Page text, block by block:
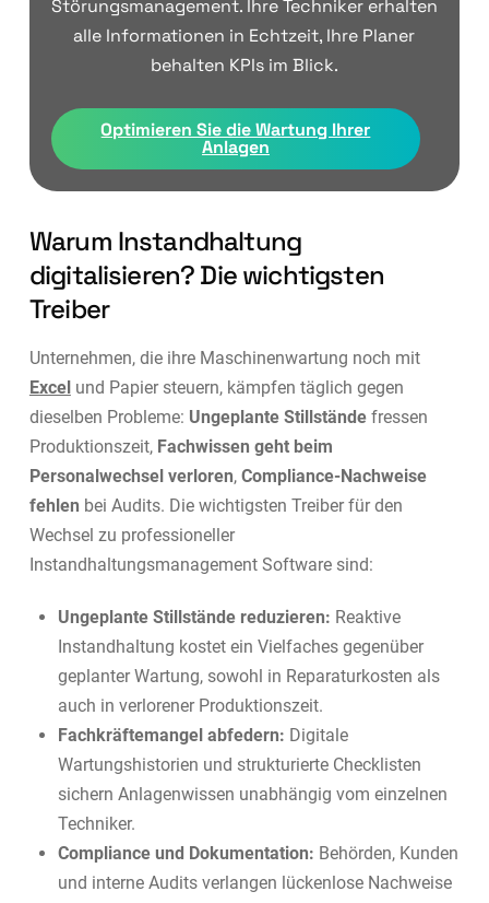
Störungsmanagement. Ihre Techniker erhalten
alle Informationen in Echtzeit, Ihre Planer
behalten KPIs im Blick.
Optimieren Sie die Wartung Ihrer
Anlagen
Warum Instandhaltung
digitalisieren? Die wichtigsten
Treiber
Unternehmen, die ihre Maschinenwartung noch mit
Excel und Papier steuern, kämpfen täglich gegen
dieselben Probleme: Ungeplante Stillstände fressen
Produktionszeit, Fachwissen geht beim
Personalwechsel verloren, Compliance-Nachweise
fehlen bei Audits. Die wichtigsten Treiber für den
Wechsel zu professioneller
Instandhaltungsmanagement Software sind:
Ungeplante Stillstände reduzieren: Reaktive
Instandhaltung kostet ein Vielfaches gegenüber
geplanter Wartung, sowohl in Reparaturkosten als
auch in verlorener Produktionszeit.
Fachkräftemangel abfedern: Digitale
Wartungshistorien und strukturierte Checklisten
sichern Anlagenwissen unabhängig vom einzelnen
Techniker.
Compliance und Dokumentation: Behörden, Kunden
und interne Audits verlangen lückenlose Nachweise